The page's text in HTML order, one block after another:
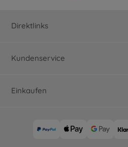
Direktlinks
Kundenservice
Einkaufen